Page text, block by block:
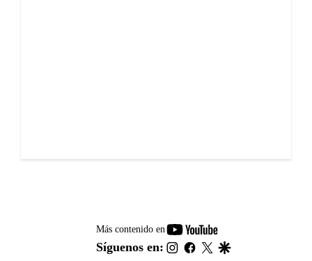
Más contenido en
youtube-
footer
Síguenos en: instagram
facebook
twitter